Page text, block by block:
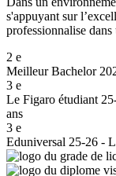
s'appuyant sur
professionnalise dans
2 e
Meilleur Bachelor
3 e
Le Figaro étudiant
ans
3 e
Eduniversal 25-26 -